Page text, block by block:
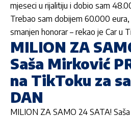
mjeseci u rijalitiju i dobio sam
Trebao sam dobijem 60.000
smanjen honorar – rekao je Caru
MILION ZA
Saša Mirković
na TikToku za
DAN
MILION ZA SAMO 24 SATA!